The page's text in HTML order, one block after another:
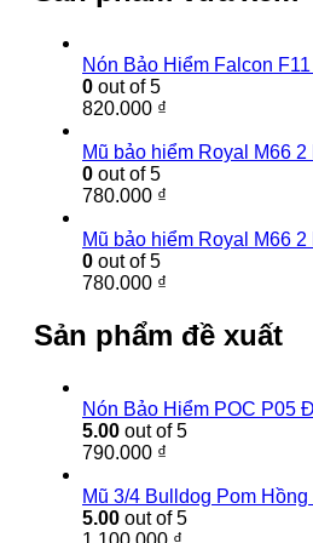
Nón Bảo Hiểm Falcon
0 out of 5
820.000 ₫
Mũ bảo hiểm Royal M66
0 out of 5
780.000 ₫
Mũ bảo hiểm Royal M66
0 out of 5
780.000 ₫
Sản phẩm đề xuất
Nón Bảo Hiểm POC P05
5.00 out of 5
790.000 ₫
Mũ 3/4 Bulldog Pom Hồng
5.00 out of 5